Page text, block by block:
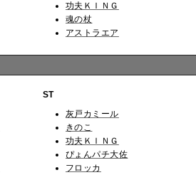
功夫ＫＩＮＧ
魂の杖
アストラエア
ST
灰戸カミール
きのこ
功夫ＫＩＮＧ
ぴょんパチ大佐
フロッカ